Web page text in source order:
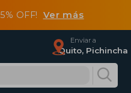
OFF! Ver más
Enviar a
Quito, Pichincha